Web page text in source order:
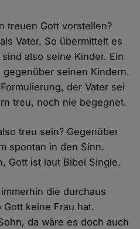
treuen Gott vorstellen?
Vater. So übermittelt es
also seine Kinder. Ein
seinen Kindern.
der Vater sei
treu, noch nie begegnet.
treu sein? Gegenüber
spontan in den Sinn.
Gott ist laut Bibel Single.
die durchaus
keine Frau hat.
da wäre es doch auch